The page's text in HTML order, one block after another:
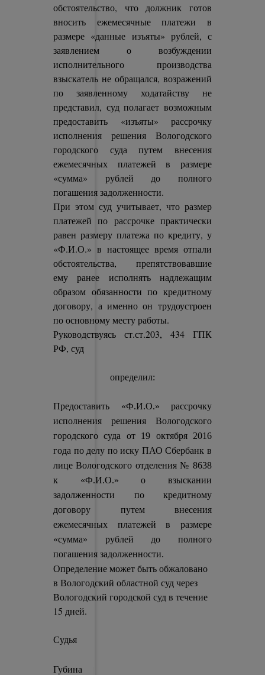
обстоятельство, что должник готов
вносить ежемесячные платежи в
размере «данные изъяты» рублей, с
заявлением о возбуждении
исполнительного производства
взыскатель не обращался, возражений
по заявленному ходатайству не
представил, суд полагает возможным
предоставить «изъяты» рассрочку
исполнения решения Вологодского
городского суда путем внесения
ежемесячных платежей в размере
«сумма» рублей до полного
погашения задолженности.
При этом суд учитывает, что размер
платежей по рассрочке практически
равен размеру платежа по кредиту, у
«Ф.И.О.» в настоящее время отпали
обстоятельства, препятствовавшие
ему ранее исполнять надлежащим
образом обязанности по кредитному
договору, а именно он трудоустроен
по основному месту работы.
Руководствуясь ст.ст.203, 434 ГПК
РФ, суд
определил:
Предоставить «Ф.И.О.» рассрочку
исполнения решения Вологодского
городского суда от 19 октября 2016
года по делу по иску ПАО Сбербанк в
лице Вологодского отделения № 8638
к «Ф.И.О.» о взыскании
задолженности по кредитному
договору путем внесения
ежемесячных платежей в размере
«сумма» рублей до полного
погашения задолженности.
Определение может быть обжаловано
в Вологодский областной суд через
Вологодский городской суд в течение
15 дней.
Судья
Губина